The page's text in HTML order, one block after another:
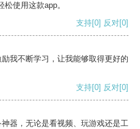
使用这款app。
支持[0] 反对[0]
我不断学习，让我能够取得更好的
支持[0] 反对[0]
器，无论是看视频、玩游戏还是工